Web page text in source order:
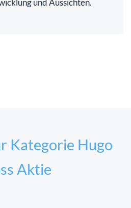
und Aussichten.
Kategorie Hugo
Aktie